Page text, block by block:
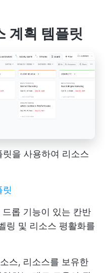
계획 템플릿
을 사용하여 리소스
릿
롭 기능이 있는 칸반
링 및 리소스 평활화를
스, 리소스를 보유한